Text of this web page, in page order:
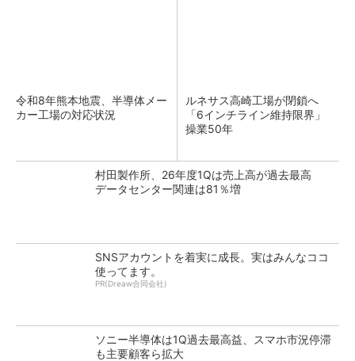
令和8年熊本地震、半導体メー
カー工場の対応状況
ルネサス高崎工場が閉鎖へ
「6インチライン維持限界」
操業50年
村田製作所、26年度1Qは売上高が過去最高
データセンター関連は81％増
SNSアカウントを着実に成長。実はみんなココ
使ってます。
PR(Dreaw合同会社)
ソニー半導体は1Q過去最高益、スマホ市況停滞
も主要顧客ら拡大